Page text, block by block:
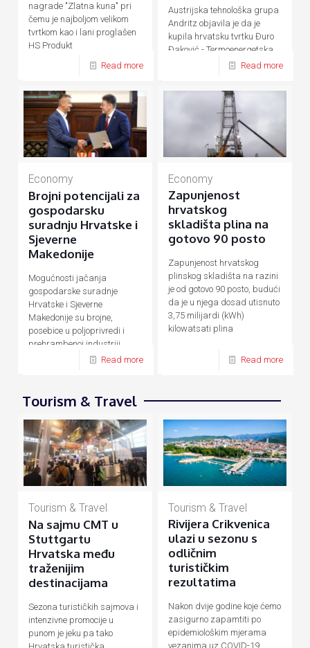
nagrade "Zlatna kuna" pri
čemu je najboljom velikom
tvrtkom kao i lani proglašen
HS Produkt
Read more
Austrijska tehnološka grupa
Andritz objavila je da je
kupila hrvatsku tvrtku Đuro
Đaković - Termoenergetska
postrojenja (ĐĐ-TEP)Read more
Economy
Brojni potencijali za
gospodarsku
suradnju Hrvatske i
Sjeverne
Makedonije
Mogućnosti jačanja
gospodarske suradnje
Hrvatske i Sjeverne
Makedonije su brojne,
posebice u poljoprivredi i
prehrambenoj industriji,
energetici, prometu, turizmu
Read more
Economy
Zapunjenost
hrvatskog
skladišta plina na
gotovo 90 posto
Zapunjenost hrvatskog
plinskog skladišta na razini
je od gotovo 90 posto, budući
da je u njega dosad utisnuto
3,75 milijardi (kWh)
kilowatsati plina
Read more
Tourism & Travel
Tourism & Travel
Na sajmu CMT u
Stuttgartu
Hrvatska među
traženijim
destinacijama
Sezona turističkih sajmova i
intenzivne promocije u
punom je jeku pa tako
Tourism & Travel
Rivijera Crikvenica
ulazi u sezonu s
odličnim
turističkim
rezultatima
Nakon dvije godine koje ćemo
zasigurno zapamtiti po
epidemiološkim mjerama
vezanima uz COVID-19